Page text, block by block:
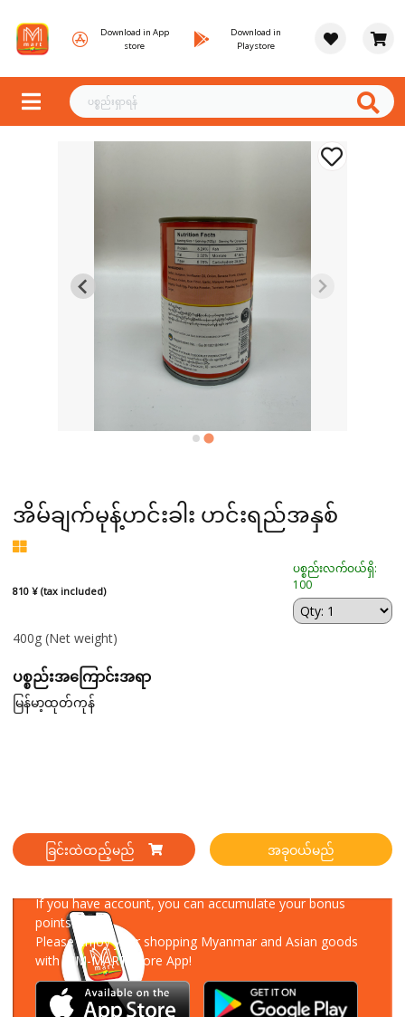
Download in App
store
Download in
Playstore
အိမ်ချက်မုန့်ဟင်းခါး ဟင်းရည်အနှစ်
810 ¥ (tax included)
ပစ္စည်းလက်ဝယ်ရှိ:
100
400g (Net weight)
ပစ္စည်းအကြောင်းအရာ
မြန်မာ့ထုတ်ကုန်
ခြင်းထဲထည့်မည် အခုဝယ်မည်
If you have account, you can accumulate your bonus
points!
Please enjoy your shopping Myanmar and Asian goods
with MM-MART Store App!